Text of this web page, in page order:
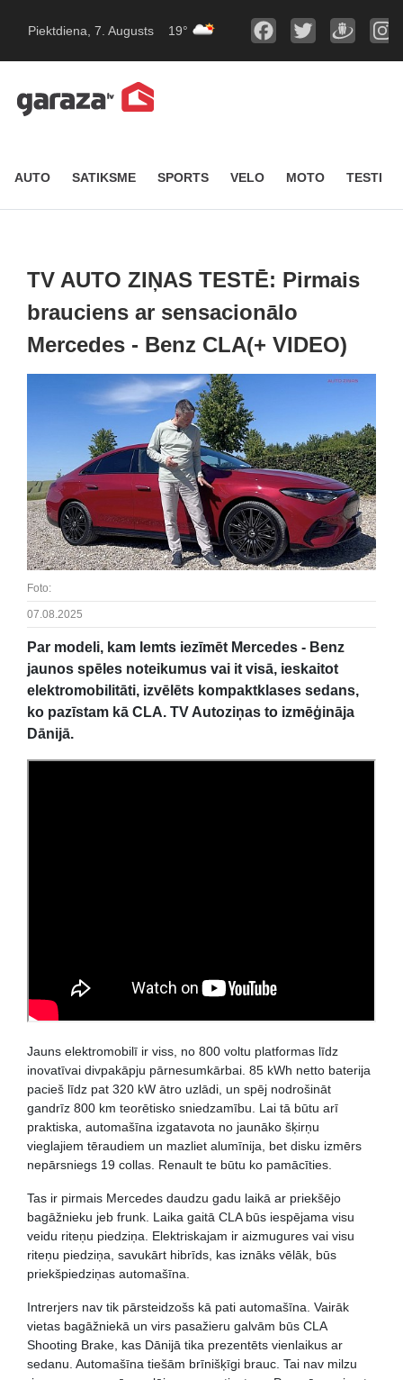
Piektdiena, 7. Augusts 19°
AUTO SATIKSME SPORTS VELO MOTO TESTI
TV AUTO ZIŅAS TESTĒ: Pirmais
brauciens ar sensacionālo
Mercedes - Benz CLA(+ VIDEO)
Foto:
07.08.2025
Par modeli, kam lemts iezīmēt Mercedes - Benz
jaunos spēles noteikumus vai it visā, ieskaitot
elektromobilitāti, izvēlēts kompaktklases sedans,
ko pazīstam kā CLA. TV Autoziņas to izmēģināja
Dānijā.
Jauns elektromobilī ir viss, no 800 voltu platformas līdz
inovatīvai divpakāpju pārnesumkārbai. 85 kWh netto baterija
pacieš līdz pat 320 kW ātro uzlādi, un spēj nodrošināt
gandrīz 800 km teorētisko sniedzamību. Lai tā būtu arī
praktiska, automašīna izgatavota no jaunāko šķirņu
vieglajiem tēraudiem un mazliet alumīnija, bet disku izmērs
nepārsniegs 19 collas. Renault te būtu ko pamācīties.
Tas ir pirmais Mercedes daudzu gadu laikā ar priekšējo
bagāžnieku jeb frunk. Laika gaitā CLA būs iespējama visu
veidu riteņu piedziņa. Elektriskajam ir aizmugures vai visu
riteņu piedziņa, savukārt hibrīds, kas iznāks vēlāk, būs
priekšpiedziņas automašīna.
Intrerjers nav tik pārsteidzošs kā pati automašīna. Vairāk
vietas bagāžniekā un virs pasažieru galvām būs CLA
Shooting Brake, kas Dānijā tika prezentēts vienlaikus ar
sedanu. Automašīna tiešām brīnišķīgi brauc. Tai nav milzu